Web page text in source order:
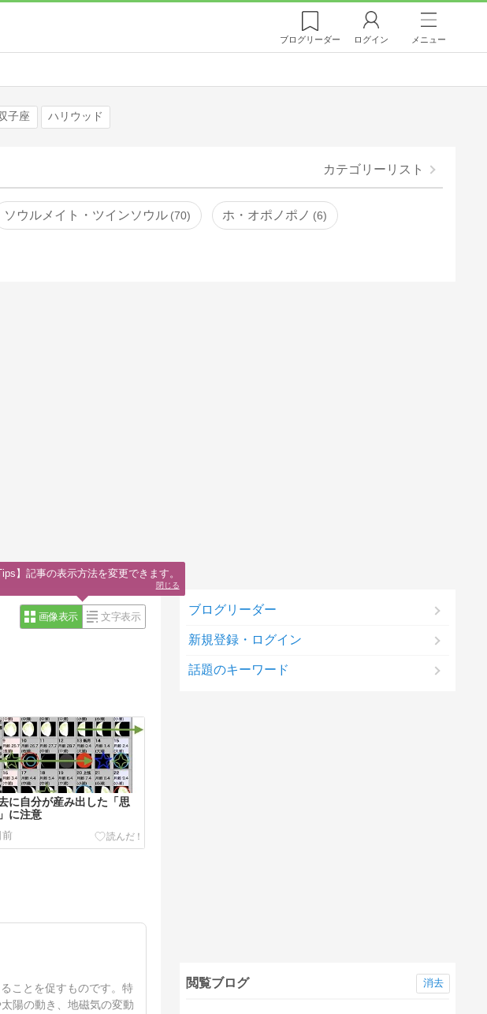
ブログリーダー ログイン メニュー
子座 ハリウッド
カテゴリーリスト
ソウルメイト・ツインソウル 70 ホ・オポノポノ 6
画像表示 文字表示
に自分が産み出した「思
に注意
前
ことを促すものです。特
陽の動き、地磁気の変動
ブログリーダー
新規登録・ログイン
話題のキーワード
閲覧ブログ 消去
】記事の表示方法を変更できます。
閉じる